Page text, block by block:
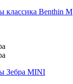
классика Benthin M
Зебра MINI